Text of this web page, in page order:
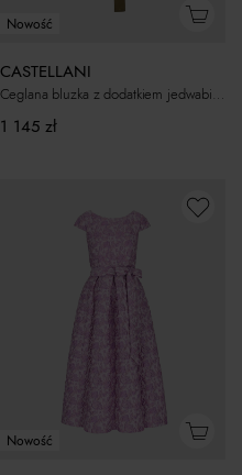
Nowość
CASTELLANI
Ceglana bluzka z dodatkiem jedwabiu Etna
1 145 zł
Nowość